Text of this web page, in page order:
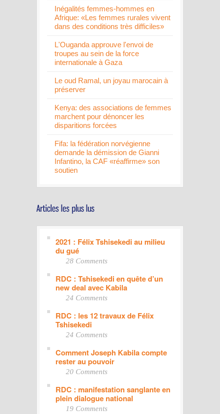
Inégalités femmes-hommes en
Afrique: «Les femmes rurales vivent
dans des conditions très difficiles»
L'Ouganda approuve l'envoi de
troupes au sein de la force
internationale à Gaza
Le oud Ramal, un joyau marocain à
préserver
Kenya: des associations de femmes
marchent pour dénoncer les
disparitions forcées
Fifa: la fédération norvégienne
demande la démission de Gianni
Infantino, la CAF «réaffirme» son
soutien
2021 : Félix Tshisekedi au milieu
du gué
28 Comments
RDC : Tshisekedi en quête d’un
new deal avec Kabila
24 Comments
RDC : les 12 travaux de Félix
Tshisekedi
24 Comments
Comment Joseph Kabila compte
rester au pouvoir
20 Comments
RDC : manifestation sanglante en
plein dialogue national
19 Comments